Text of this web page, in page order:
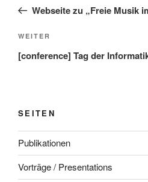
BeitragWebseite zu „Freie Musik
Nächster
Beitrag
WEITER
[conference] Tag der
SEITEN
Publikationen
Vorträge / Presentations